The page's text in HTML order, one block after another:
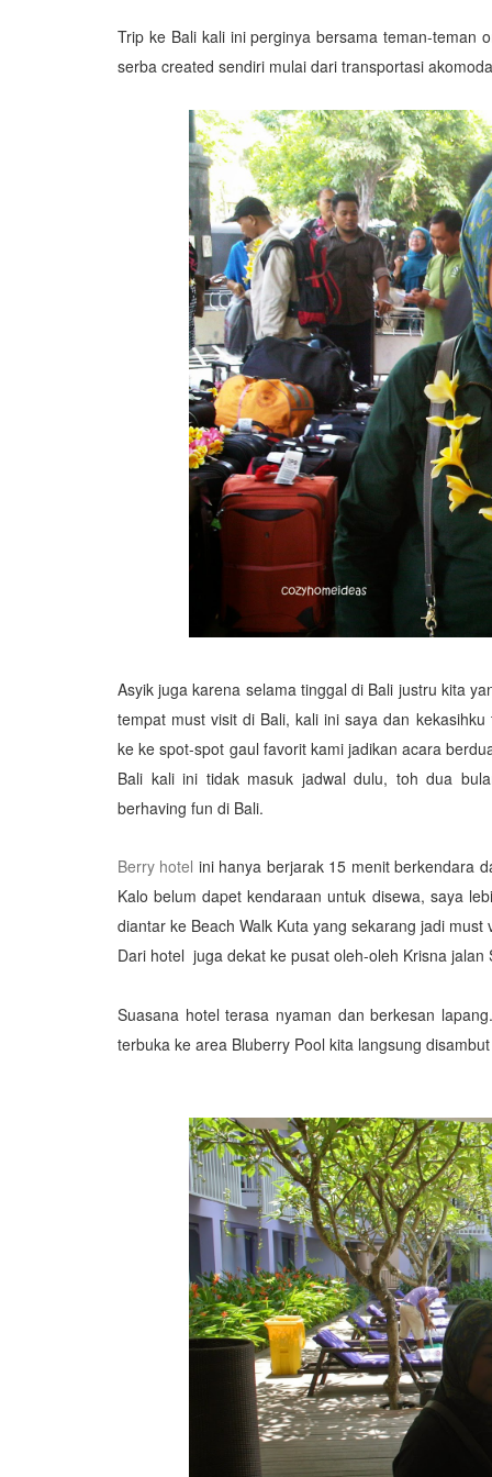
Trip ke Bali kali ini perginya bersama teman-teman
serba created sendiri mulai dari transportasi
Asyik juga karena selama tinggal di Bali justru kita
tempat must visit di Bali, kali ini saya dan
ke ke spot-spot gaul favorit kami jadikan acara
Bali kali ini tidak masuk jadwal dulu, toh dua
berhaving fun di Bali.
Berry hotel ini hanya berjarak 15 menit berkendara
Kalo belum dapet kendaraan untuk disewa, saya
diantar ke Beach Walk Kuta yang sekarang jadi must
Dari hotel juga dekat ke pusat oleh-oleh Krisna
Suasana hotel terasa nyaman dan berkesan
terbuka ke area Bluberry Pool kita langsung